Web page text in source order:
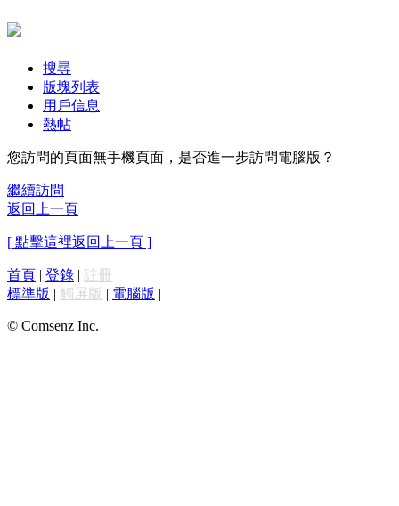
搜尋
版塊列表
用戶信息
熱帖
您訪問的頁面無手機頁面，是否進一步訪問電腦版？
繼續訪問
返回上一頁
[ 點擊這裡返回上一頁 ]
首頁 | 登錄 | 註冊
標準版 | 觸屏版 | 電腦版 |
© Comsenz Inc.